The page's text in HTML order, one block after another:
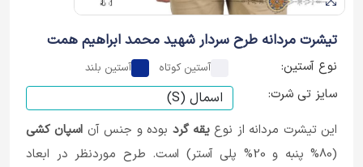
تیشرت مردانه طرح سردار شهید محمد ابراهیم همت
نوع آستین: آستین کوتاه آستین بلند
سایز تی شرت:
این تیشرت مردانه از نوعیقه گرد بوده و جنس آن اسپان کشی
(80% پنبه و 20% پلی آستر) است. طرح موردنظر در ابعاد